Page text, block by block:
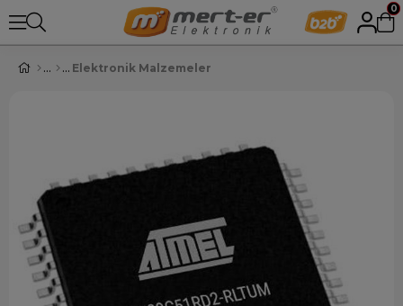
0
Elektronik Malzemeler